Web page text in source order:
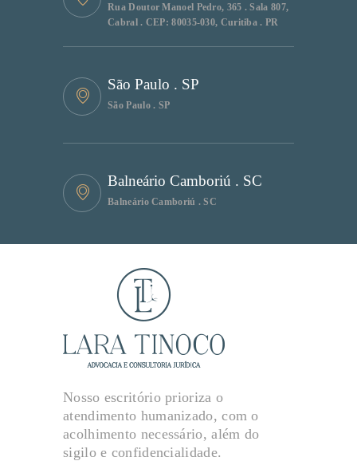
Rua Doutor Manoel Pedro, 365 . Sala 807,
Cabral . CEP: 80035-030, Curitiba . PR
São Paulo . SP
São Paulo . SP
Balneário Camboriú . SC
Balneário Camboriú . SC
Nosso escritório prioriza o
atendimento humanizado, com o
acolhimento necessário, além do
sigilo e confidencialidade.